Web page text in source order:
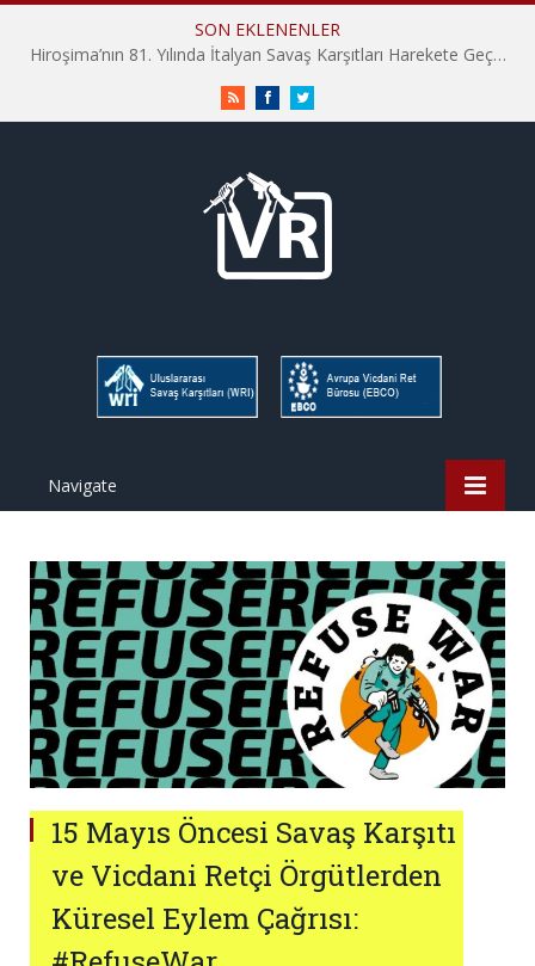
SON EKLENENLER
Hiroşima’nın 81. Yılında İtalyan Savaş Karşıtları Harekete Geçti: “Hatırlamak yeterli değil”
RSS FacebookTwitter
Navigate
15 Mayıs Öncesi Savaş Karşıtı
ve Vicdani Retçi Örgütlerden
Küresel Eylem Çağrısı: